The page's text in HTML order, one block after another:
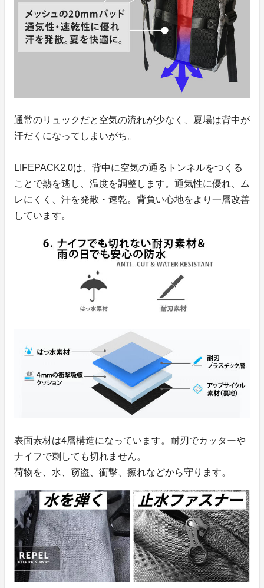
通常のリュックだと空気の流れが少なく、夏場は背中が
汗だくになってしまいがち。
LIFEPACK2.0は、背中に空気の通るトンネルをつくる
ことで熱を逃し、温度を調整します。通気性に優れ、ム
レにくく、汗を発散・速乾。背負い心地をより一層改善
しています。
表面素材は4層構造になっています。耐刃でカッターや
ナイフで刺しても切れません。
荷物を、水、窃盗、衝撃、擦れなどから守ります。